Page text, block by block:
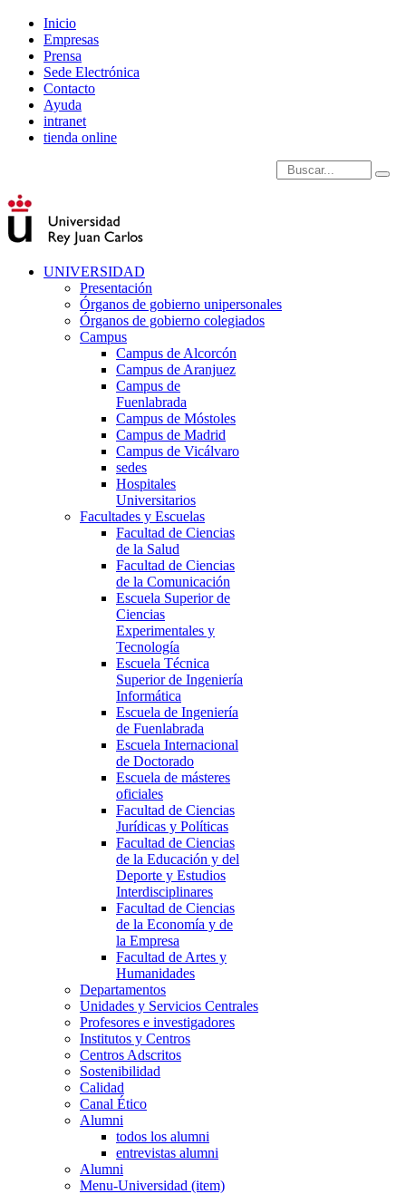
Inicio
Empresas
Prensa
Sede Electrónica
Contacto
Ayuda
intranet
tienda online
Introduce términos de
UNIVERSIDAD
Presentación
Órganos de gobierno unipersonales
Órganos de gobierno colegiados
Campus
Campus de Alcorcón
Campus de Aranjuez
Campus de
Fuenlabrada
Campus de Móstoles
Campus de Madrid
Campus de Vicálvaro
sedes
Hospitales
Universitarios
Facultades y Escuelas
Facultad de Ciencias
de la Salud
Facultad de Ciencias
de la Comunicación
Escuela Superior de
Ciencias
Experimentales y
Tecnología
Escuela Técnica
Superior de Ingeniería
Informática
Escuela de Ingeniería
de Fuenlabrada
Escuela Internacional
de Doctorado
Escuela de másteres
oficiales
Facultad de Ciencias
Jurídicas y Políticas
Facultad de Ciencias
de la Educación y del
Deporte y Estudios
Interdisciplinares
Facultad de Ciencias
de la Economía y de
la Empresa
Facultad de Artes y
Humanidades
Departamentos
Unidades y Servicios Centrales
Profesores e investigadores
Institutos y Centros
Centros Adscritos
Sostenibilidad
Calidad
Canal Ético
Alumni
todos los alumni
entrevistas alumni
Alumni
Menu-Universidad (item)